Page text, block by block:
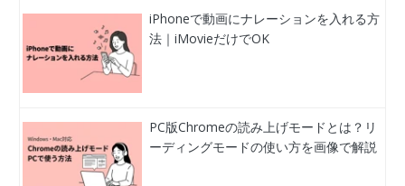
iPhoneで動画にナレーションを入れる方
法｜iMovieだけでOK
PC版Chromeの読み上げモードとは？リ
ーディングモードの使い方を画像で解説